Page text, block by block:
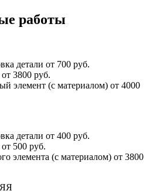
работы
детали от 700 руб.
3800 руб.
элемент (с материалом) от 4000
детали от 400 руб.
500 руб.
элемента (с материалом) от 3800